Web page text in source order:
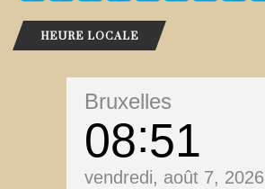
HEURE LOCALE
Bruxelles
08 51
vendredi, août 7, 2026